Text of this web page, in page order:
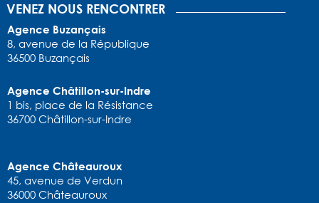
VENEZ NOUS RENCONTRER
Agence Buzançais
8, avenue de la République
36500 Buzançais
Agence Châtillon-sur-Indre
1 bis, place de la Résistance
36700 Châtillon-sur-Indre
Agence Châteauroux
45, avenue de Verdun
36000 Châteauroux